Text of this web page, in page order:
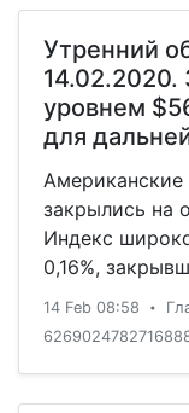
автомобиль
поставить
средство на
просто. И
Утренний
14.02.2020.
уровнем
для
закрылись на
Индекс
0,16%,
промышленный
0,43%,
14 Feb 08:58 •